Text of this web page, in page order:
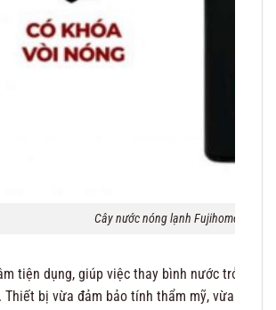
Cây nước nóng lạnh Fujihome
tiện dụng, giúp việc thay bình nước trở nên
bị vừa đảm bảo tính thẩm mỹ, vừa nâng